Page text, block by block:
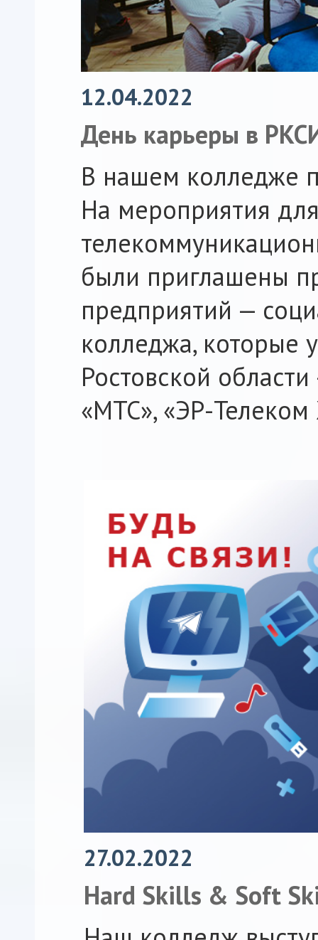
12.04.2022
День карьеры в
В нашем колледже
На мероприятия
были приглашены
предприятий —
колледжа, которые
Ростовской
«МТС», «ЭР-
27.02.2022
Hard Skills & Soft